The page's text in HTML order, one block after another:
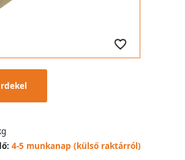
4-5 munkanap (külső raktárról)